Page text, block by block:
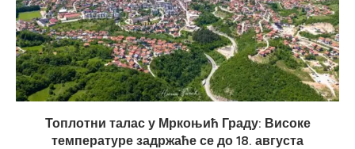
Топлотни талас у Мркоњић Граду: Високе
температуре задржаће се до 18. августа